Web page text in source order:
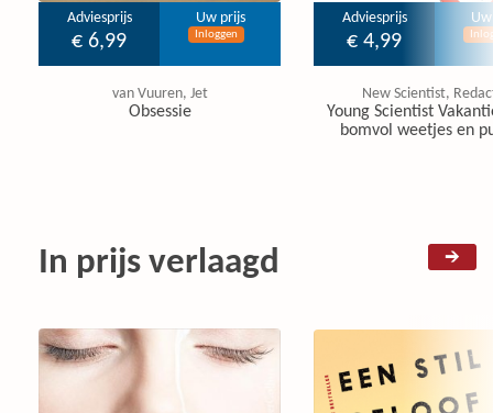
Adviesprijs
€ 6,99
Uw prijs
Inloggen
van Vuuren, Jet
Obsessie
Adviesprijs
€ 4,99
New Scientist,
Young Scientist
bomvol weetjes en
In prijs verlaagd